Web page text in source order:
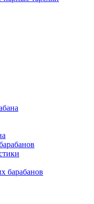
барабанов